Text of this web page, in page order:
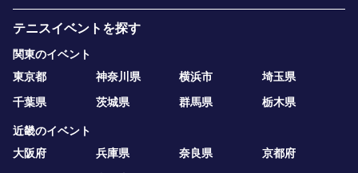
テニスイベントを探す
関東のイベント
東京都
神奈川県 横浜市
埼玉県
千葉県
茨城県 群馬県 栃木県
近畿のイベント
大阪府
兵庫県 奈良県
京都府